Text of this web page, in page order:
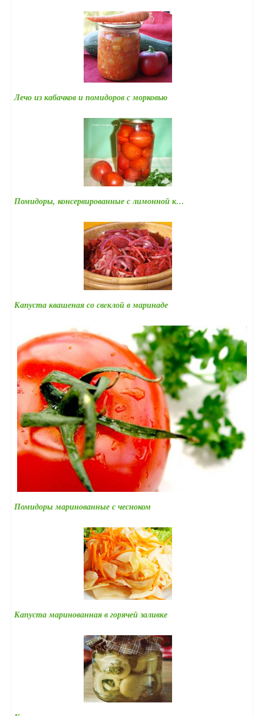
Лечо из кабачков и помидоров с морковью
Помидоры, консервированные с лимонной к…
Капуста квашеная со свeклой в маринаде
Помидоры маринованные с чесноком
Капуста маринованная в горячей заливке